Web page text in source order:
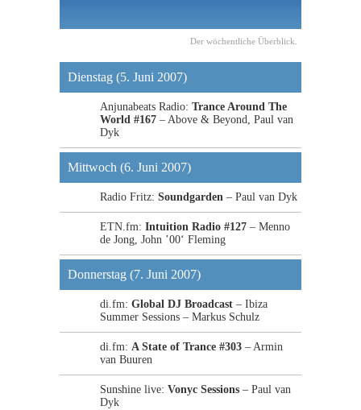
Der wöchentliche Überblick.
Dienstag (5. Juni 2007)
Anjunabeats Radio: Trance Around The
World #167 – Above & Beyond, Paul van
Dyk
Mittwoch (6. Juni 2007)
Radio Fritz: Soundgarden – Paul van Dyk
ETN.fm: Intuition Radio #127 – Menno
de Jong, John ’00‘ Fleming
Donnerstag (7. Juni 2007)
di.fm: Global DJ Broadcast – Ibiza
Summer Sessions – Markus Schulz
di.fm: A State of Trance #303 – Armin
van Buuren
Sunshine live: Vonyc Sessions – Paul van
Dyk